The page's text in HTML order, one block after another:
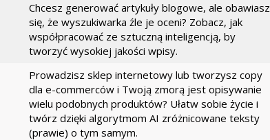
Chcesz generować artykuły blogowe, ale obawiasz
się, że wyszukiwarka źle je oceni? Zobacz, jak
współpracować ze sztuczną inteligencją, by
tworzyć wysokiej jakości wpisy.
Prowadzisz sklep internetowy lub tworzysz copy
dla e-commerców i Twoją zmorą jest opisywanie
wielu podobnych produktów? Ułatw sobie życie i
twórz dzięki algorytmom AI zróżnicowane teksty
(prawie) o tym samym.